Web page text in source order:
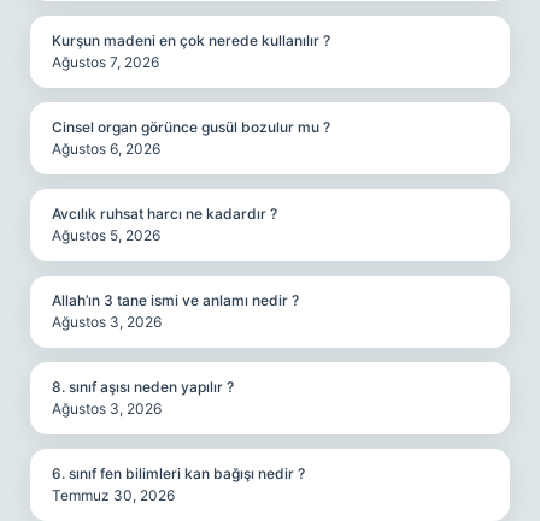
Kurşun madeni en çok nerede kullanılır ?
Ağustos 7, 2026
Cinsel organ görünce gusül bozulur mu ?
Ağustos 6, 2026
Avcılık ruhsat harcı ne kadardır ?
Ağustos 5, 2026
Allah’ın 3 tane ismi ve anlamı nedir ?
Ağustos 3, 2026
8. sınıf aşısı neden yapılır ?
Ağustos 3, 2026
6. sınıf fen bilimleri kan bağışı nedir ?
Temmuz 30, 2026